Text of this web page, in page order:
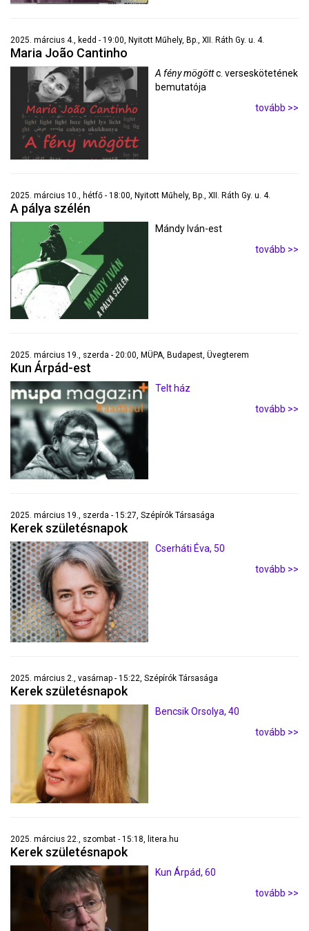
2025. március 4., kedd - 19:00, Nyitott Műhely, Bp., XII. Ráth Gy. u. 4.
Maria João Cantinho
A fény mögöttc. verseskötetének
bemutatója
tovább >>
2025. március 10., hétfő - 18:00, Nyitott Műhely, Bp., XII. Ráth Gy. u. 4.
A pálya szélén
Mándy Iván-est
tovább >>
2025. március 19., szerda - 20:00, MÜPA, Budapest, Üvegterem
Kun Árpád-est
Telt ház
tovább >>
2025. március 19., szerda - 15:27, Szépírók Társasága
Kerek születésnapok
Cserháti Éva, 50
tovább >>
2025. március 2., vasárnap - 15:22, Szépírók Társasága
Kerek születésnapok
Bencsik Orsolya, 40
tovább >>
2025. március 22., szombat - 15:18, litera.hu
Kerek születésnapok
Kun Árpád, 60
tovább >>